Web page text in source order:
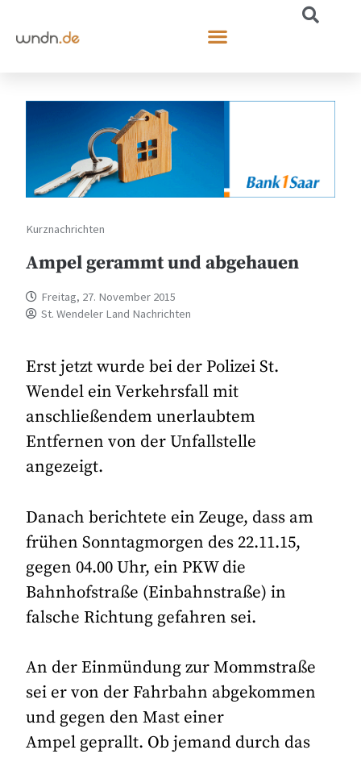
Kurznachrichten
Ampel gerammt und abgehauen
Freitag, 27. November 2015
St. Wendeler Land Nachrichten
Erst jetzt wurde bei der Polizei St.
Wendel ein Verkehrsfall mit
anschließendem unerlaubtem
Entfernen von der Unfallstelle
angezeigt.
Danach berichtete ein Zeuge, dass am
frühen Sonntagmorgen des 22.11.15,
gegen 04.00 Uhr, ein PKW die
Bahnhofstraße (Einbahnstraße) in
falsche Richtung gefahren sei.
An der Einmündung zur Mommstraße
sei er von der Fahrbahn abgekommen
und gegen den Mast einer
Ampel geprallt. Ob jemand durch das